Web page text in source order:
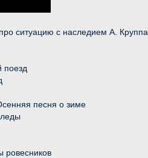
ситуацию с наследием А. Круппа
поезд
песня о зиме
ровесников